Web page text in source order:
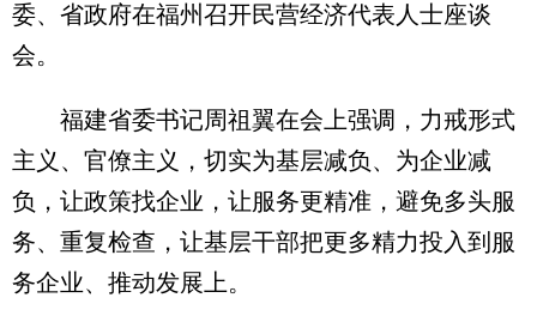
委、省政府在福州召开民营经济代表人士座谈
会。
福建省委书记周祖翼在会上强调，力戒形式
主义、官僚主义，切实为基层减负、为企业减
负，让政策找企业，让服务更精准，避免多头服
务、重复检查，让基层干部把更多精力投入到服
务企业、推动发展上。